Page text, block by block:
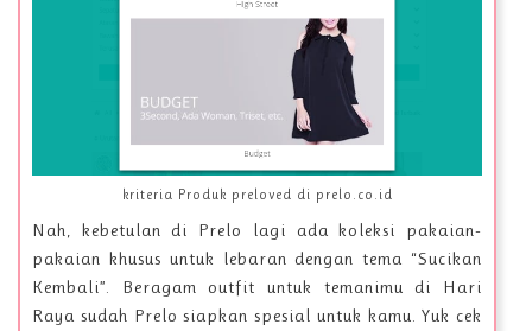
kriteria Produk preloved di prelo.co.id
Nah, kebetulan di Prelo lagi ada koleksi pakaian-
pakaian khusus untuk lebaran dengan tema “Sucikan
Kembali”. Beragam outfit untuk temanimu di Hari
Raya sudah Prelo siapkan spesial untuk kamu. Yuk cek